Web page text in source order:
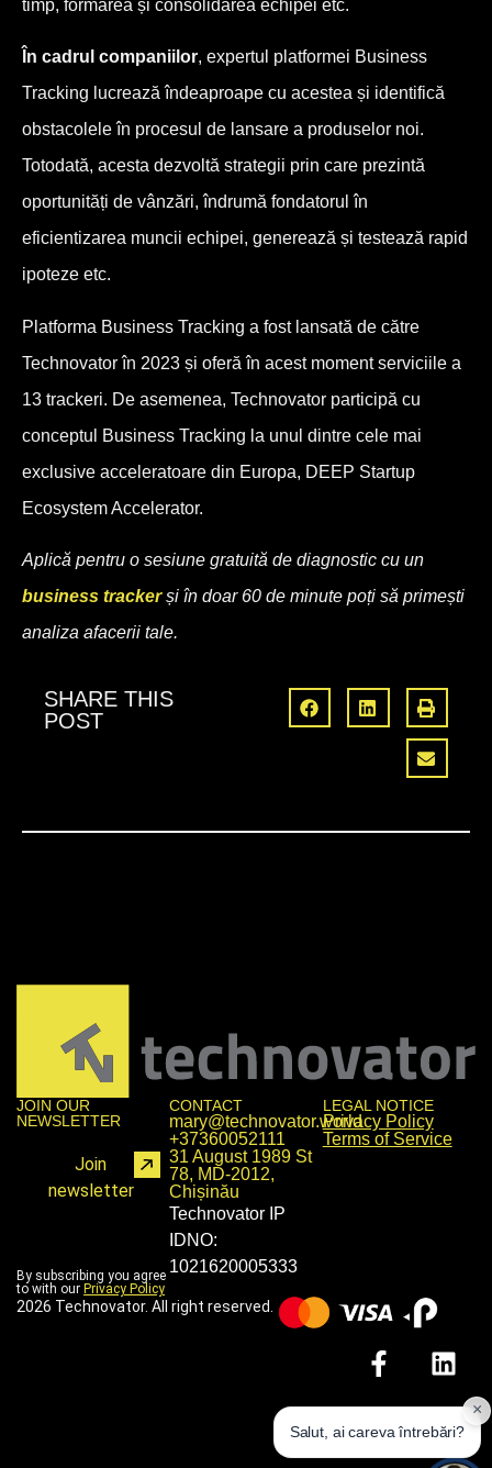
timp, formarea și consolidarea echipei etc.
În cadrul companiilor, expertul platformei Business
Tracking lucrează îndeaproape cu acestea și identifică
obstacolele în procesul de lansare a produselor noi.
Totodată, acesta dezvoltă strategii prin care prezintă
oportunități de vânzări, îndrumă fondatorul în
eficientizarea muncii echipei, generează și testează rapid
ipoteze etc.
Platforma Business Tracking a fost lansată de către
Technovator în 2023 și oferă în acest moment serviciile a
13 trackeri. De asemenea, Technovator participă cu
conceptul Business Tracking la unul dintre cele mai
exclusive acceleratoare din Europa, DEEP Startup
Ecosystem Accelerator.
Aplică pentru o sesiune gratuită de diagnostic cu un
business trackerși în doar 60 de minute poți să primești
analiza afacerii tale.
SHARE THIS
POST
JOIN OUR
NEWSLETTER
Join
newsletter
By subscribing you agree
to with our Privacy Policy
CONTACT
mary@technovator.world
+37360052111
31 August 1989 St
78, MD-2012,
Chișinău
Technovator IP
IDNO:
1021620005333
LEGAL NOTICE
Privacy Policy
Terms of Service
2026 Technovator. All right reserved.